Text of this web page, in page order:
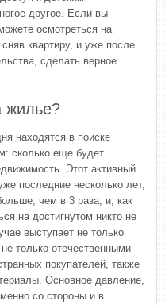
другое. Если вы
осмотреться на
квартиру, и уже после
сделать верное
жилье?
находятся в поиске
сколько еще будет
Этот активный
последние несколько лет,
чем в 3 раза, и, как
на достигнутом никто не
выступает не только
только отечественными
покупателей, также
Основное давление,
со стороны и в